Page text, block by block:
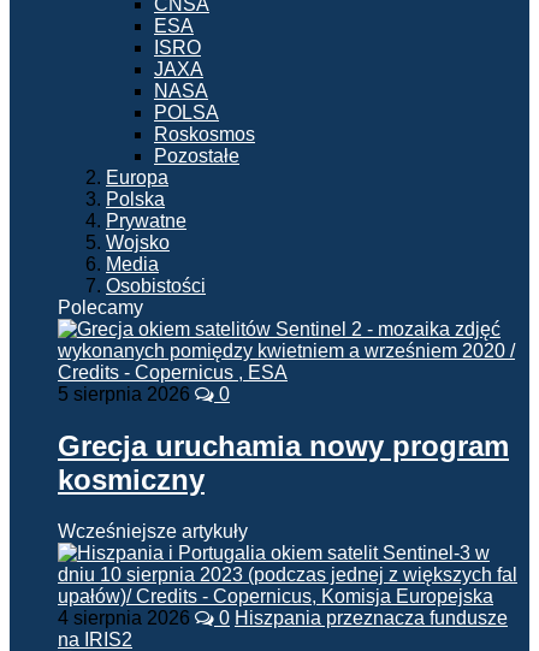
CNSA
ESA
ISRO
JAXA
NASA
POLSA
Roskosmos
Pozostałe
Europa
Polska
Prywatne
Wojsko
Media
Osobistości
Polecamy
5 sierpnia 2026 0
Grecja uruchamia nowy program
kosmiczny
Wcześniejsze artykuły
4 sierpnia 2026 0 Hiszpania przeznacza fundusze
na IRIS2